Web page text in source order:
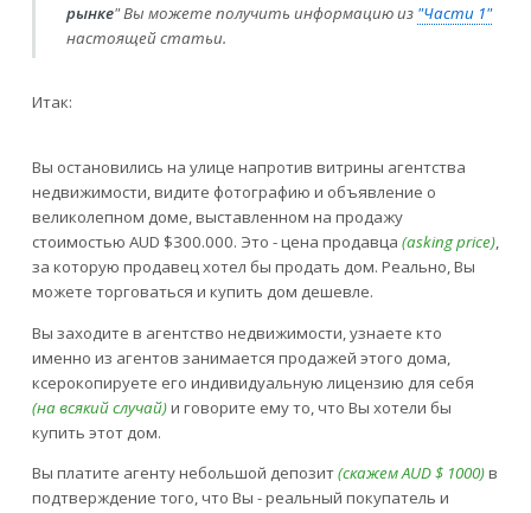
рынке" Вы можете получить информацию из "Части 1"
настоящей статьи.
Итак:
Вы остановились на улице напротив витрины агентства
недвижимости, видите фотографию и объявление о
великолепном доме, выставленном на продажу
стоимостью AUD $300.000. Это - цена продавца (asking price),
за которую продавец хотел бы продать дом. Реально, Вы
можете торговаться и купить дом дешевле.
Вы заходите в агентство недвижимости, узнаете кто
именно из агентов занимается продажей этого дома,
ксерокопируете его индивидуальную лицензию для себя
(на всякий случай)и говорите ему то, что Вы хотели бы
купить этот дом.
Вы платите агенту небольшой депозит(скажем AUD $ 1000)в
подтверждение того, что Вы - реальный покупатель и